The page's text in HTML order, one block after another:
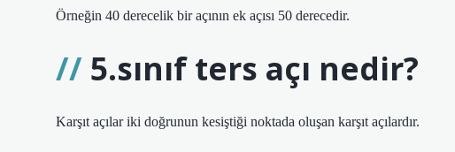
Örneğin 40 derecelik bir açının ek açısı 50 derecedir.
5.sınıf ters açı nedir?
Karşıt açılar iki doğrunun kesiştiği noktada oluşan karşıt açılardır.